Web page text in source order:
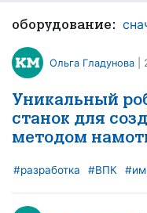
оборудование:
Ольга Гладунова
Уникальный
станок для
методом
#разработка #ВПК